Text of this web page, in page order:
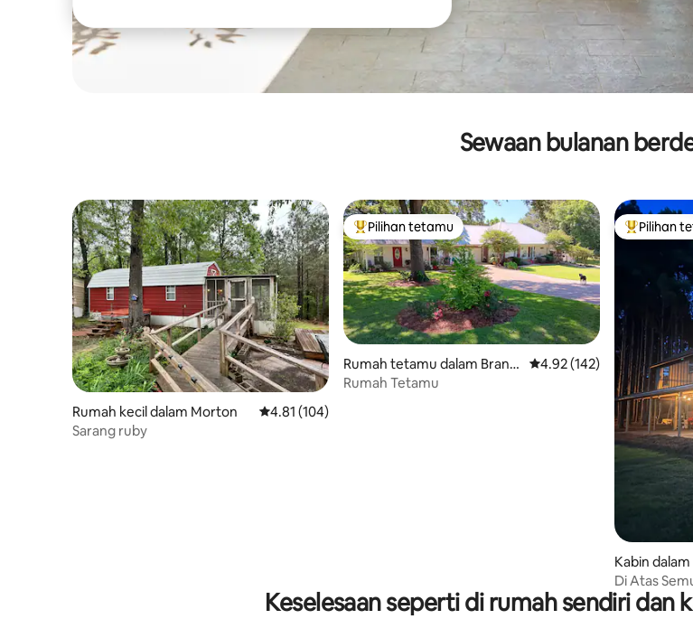
Sewaan bulanan
Rumah kecil dalam Morton Penarafan purata 4.81 daripada 5, 104 ulasan
4.81 (104)
Sarang ruby
Pilihan utama tetamu
Pilihan tetamu
Rumah tetamu dalam Brand
on
Penarafan purata 4.92
4.92 (142)
Rumah Tetamu
Pilihan
Pilihan
Kabin
Di Atas
Keselesaan seperti di rumah sendiri dan